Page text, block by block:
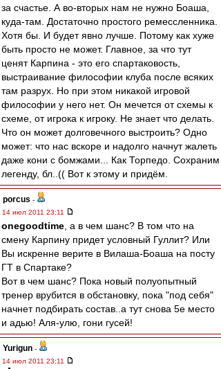
за счастье. А во-вторых нам не нужно Боаша,
куда-там. Достаточно простого ремессленника.
Хотя бы. И будет явно лучше. Потому как хуже
быть просто не может. Главное, за что тут
ценят Карпина - это его спартаковость,
выстраивание философии клуба после всяких
там разрух. Но при этом никакой игровой
философии у него нет. Он мечется от схемы к
схеме, от игрока к игроку. Не знает что делать.
Что он может долговечного выстроить? Одно
может: что нас вскоре и надолго начнут жалеть
даже кони с бомжами... Как Торпедо. Сохраним
легенду, бл..(( Вот к этому и придём.
porcus -
14 июл 2011 23:11
onegoodtime , а в чем шанс? В том что на
смену Карпину придет условный Гуллит? Или
Вы искренне верите в Вилаша-Боаша на посту
ГТ в Спартаке?
Вот в чем шанс? Пока новый полуопытный
тренер врубится в обстановку, пока "под себя"
начнет подбирать состав..а тут снова 5е место
и адью! Аля-улю, гони гусей!
Yurigun -
14 июл 2011 23:11